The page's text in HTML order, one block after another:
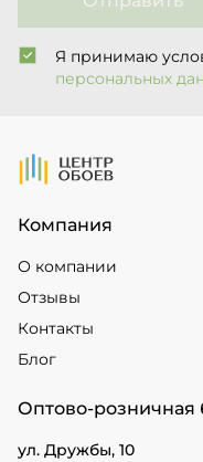
Я принимаю
персональных
На Главную
Компания
О компании
Отзывы
Контакты
Блог
Оптово-розничная
ул. Дружбы, 10